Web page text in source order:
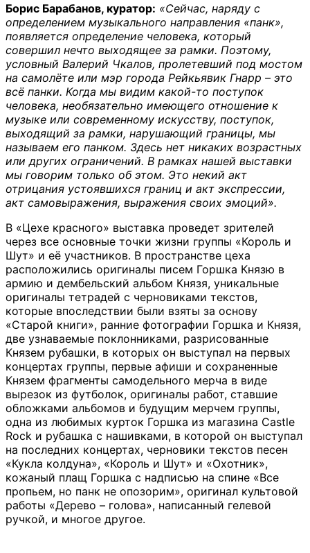
Борис Барабанов, куратор: «Сейчас, наряду с
определением музыкального направления «панк»,
появляется определение человека, который
совершил нечто выходящее за рамки. Поэтому,
условный Валерий Чкалов, пролетевший под мостом
на самолёте или мэр города Рейкьявик Гнарр – это
всё панки. Когда мы видим какой-то поступок
человека, необязательно имеющего отношение к
музыке или современному искусству, поступок,
выходящий за рамки, нарушающий границы, мы
называем его панком. Здесь нет никаких возрастных
или других ограничений. В рамках нашей выставки
мы говорим только об этом. Это некий акт
отрицания устоявшихся границ и акт экспрессии,
акт самовыражения, выражения своих эмоций».
В «Цехе красного» выставка проведет зрителей
через все основные точки жизни группы «Король и
Шут» и её участников. В пространстве цеха
расположились оригиналы писем Горшка Князю в
армию и дембельский альбом Князя, уникальные
оригиналы тетрадей с черновиками текстов,
которые впоследствии были взяты за основу
«Старой книги», ранние фотографии Горшка и Князя,
две узнаваемые поклонниками, разрисованные
Князем рубашки, в которых он выступал на первых
концертах группы, первые афиши и сохраненные
Князем фрагменты самодельного мерча в виде
вырезок из футболок, оригиналы работ, ставшие
обложками альбомов и будущим мерчем группы,
одна из любимых курток Горшка из магазина Castle
Rock и рубашка с нашивками, в которой он выступал
на последних концертах, черновики текстов песен
«Кукла колдуна», «Король и Шут» и «Охотник»,
кожаный плащ Горшка с надписью на спине «Все
пропьем, но панк не опозорим», оригинал культовой
работы «Дерево – голова», написанный гелевой
ручкой, и многое другое.